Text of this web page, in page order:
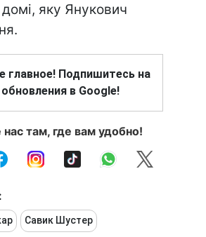
яку Янукович
главное! Подпишитесь на
в Google!
там, где вам удобно!
Савик Шустер